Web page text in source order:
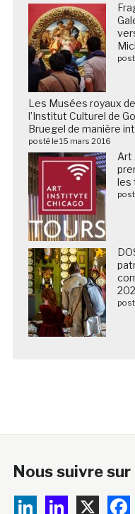
Les Musées royaux
l’Institut Culturel de
Bruegel de manière
posté le 15 mars 2016
Art
les
Nous suivre